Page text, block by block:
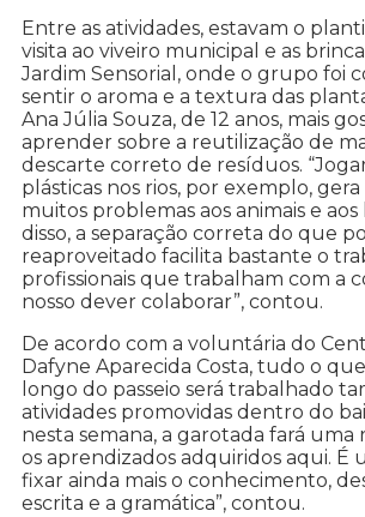
Entre as atividades, estavam o
visita ao viveiro municipal e as
Jardim Sensorial, onde o grupo foi
sentir o aroma e a textura das
Ana Júlia Souza, de 12 anos, mais
aprender sobre a reutilização de
descarte correto de resíduos.
plásticas nos rios, por exemplo,
muitos problemas aos animais e
disso, a separação correta do que
reaproveitado facilita bastante o
profissionais que trabalham com a
nosso dever colaborar”, contou.
De acordo com a voluntária do
Dafyne Aparecida Costa, tudo o
longo do passeio será trabalhado
atividades promovidas dentro do
nesta semana, a garotada fará uma
os aprendizados adquiridos aqui. É
fixar ainda mais o conhecimento,
escrita e a gramática”, contou.